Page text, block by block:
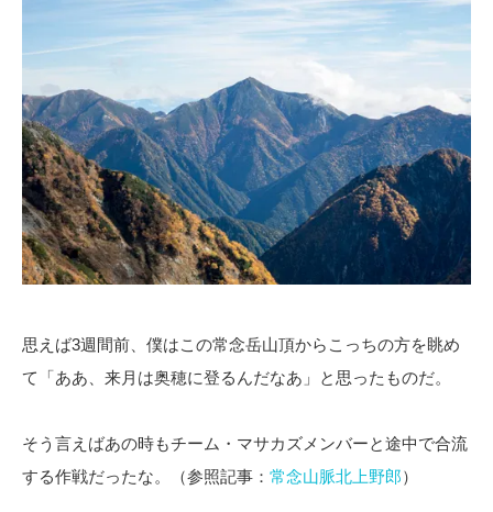
思えば3週間前、僕はこの常念岳山頂からこっちの方を眺め
て「ああ、来月は奥穂に登るんだなあ」と思ったものだ。
そう言えばあの時もチーム・マサカズメンバーと途中で合流
する作戦だったな。（参照記事： 常念山脈北上野郎）